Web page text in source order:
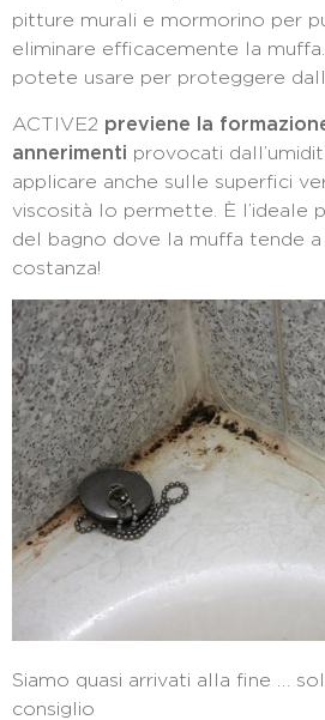
pitture murali e mormorino per
eliminare efficacemente la muffa.
potete usare per proteggere
ACTIVE2 previene la
annerimenti provocati
applicare anche sulle superfici
viscosità lo permette. È l’ideale
del bagno dove la muffa tende a
costanza!
Siamo quasi arrivati alla fine …
consiglio